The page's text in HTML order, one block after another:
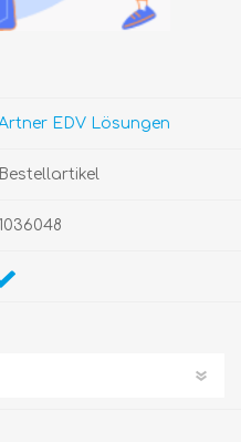
EDV Lösungen
Bestellartikel